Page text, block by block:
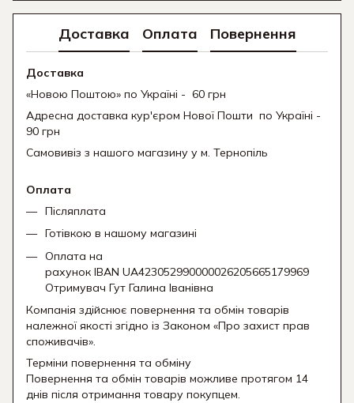
Доставка Оплата Повернення
Доставка
«Новою Поштою» по Україні - 60 грн
Адресна доставка кур'єром Нової Пошти по Україні -
90 грн
Самовивіз з нашого магазину у м. Тернопіль
Оплата
Післяплата
Готівкою в нашому магазині
Оплата на
рахунок IBAN UA423052990000026205665179969
Отримувач Гут Галина Іванівна
Компанія здійснює повернення та обмін товарів
належної якості згідно із Законом «Про захист прав
споживачів».
Терміни повернення та обміну
Повернення та обмін товарів можливе протягом 14
днів після отримання товару покупцем.